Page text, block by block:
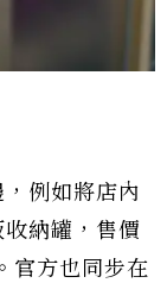
例如將店內
納罐，售價
官方也同步在